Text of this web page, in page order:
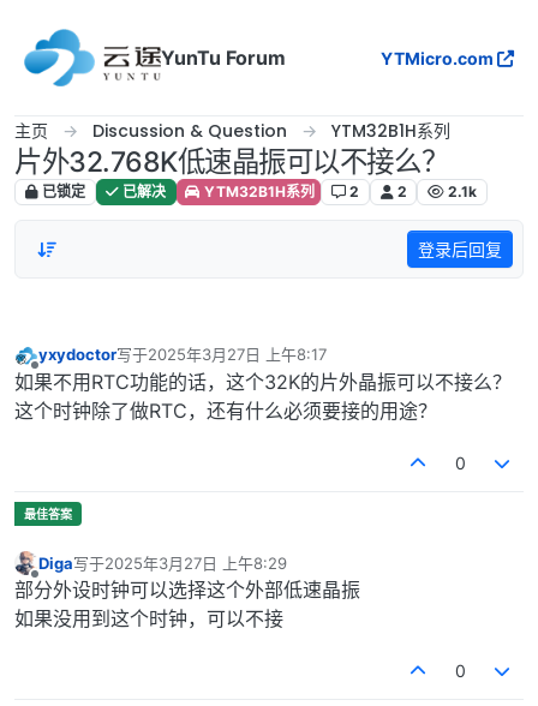
YunTu Forum
YTMicro.com
主页 Discussion & Question YTM32B1H系列
片外32.768K低速晶振可以不接么？
已锁定 已解决 YTM32B1H系列 2 2 2.1k
登录后回复
离线
yxydoctor写于2025年3月27日 上午8:17
最后由 编辑
如果不用RTC功能的话，这个32K的片外晶振可以不接么？
这个时钟除了做RTC，还有什么必须要接的用途？
0
离线
Diga写于2025年3月27日 上午8:29
最后由 编辑
部分外设时钟可以选择这个外部低速晶振
如果没用到这个时钟，可以不接
0